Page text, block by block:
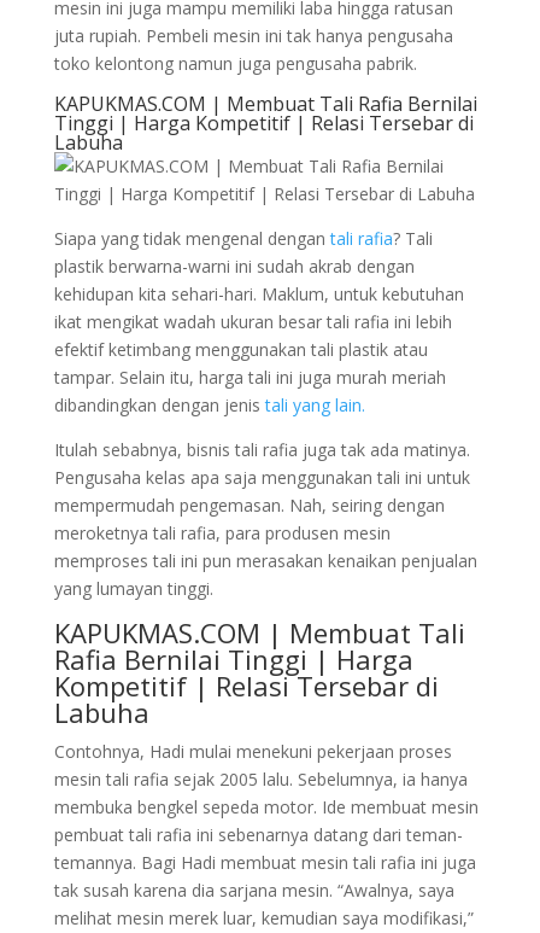
mesin ini juga mampu memiliki laba hingga ratusan
juta rupiah. Pembeli mesin ini tak hanya pengusaha
toko kelontong namun juga pengusaha pabrik.
KAPUKMAS.COM | Membuat Tali Rafia Bernilai
Tinggi | Harga Kompetitif | Relasi Tersebar di
Labuha
Siapa yang tidak mengenal dengantali rafia? Tali
plastik berwarna-warni ini sudah akrab dengan
kehidupan kita sehari-hari. Maklum, untuk kebutuhan
ikat mengikat wadah ukuran besar tali rafia ini lebih
efektif ketimbang menggunakan tali plastik atau
tampar. Selain itu, harga tali ini juga murah meriah
dibandingkan dengan jenistali yang lain.
Itulah sebabnya, bisnis tali rafia juga tak ada matinya.
Pengusaha kelas apa saja menggunakan tali ini untuk
mempermudah pengemasan. Nah, seiring dengan
meroketnya tali rafia, para produsen mesin
memproses tali ini pun merasakan kenaikan penjualan
yang lumayan tinggi.
KAPUKMAS.COM | Membuat Tali
Rafia Bernilai Tinggi | Harga
Kompetitif | Relasi Tersebar di
Labuha
Contohnya, Hadi mulai menekuni pekerjaan proses
mesin tali rafia sejak 2005 lalu. Sebelumnya, ia hanya
membuka bengkel sepeda motor. Ide membuat mesin
pembuat tali rafia ini sebenarnya datang dari teman-
temannya. Bagi Hadi membuat mesin tali rafia ini juga
tak susah karena dia sarjana mesin. “Awalnya, saya
melihat mesin merek luar, kemudian saya modifikasi,”